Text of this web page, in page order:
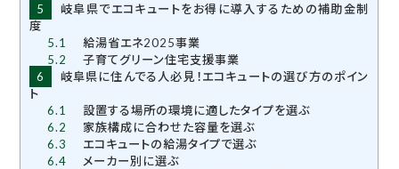
5
岐阜県でエコキュートをお得に導入するための補助金制
度
5.1
給湯省エネ2025事業
5.2
子育てグリーン住宅支援事業
6
岐阜県に住んでる人必見！エコキュートの選び方のポイン
ト
6.1
設置する場所の環境に適したタイプを選ぶ
6.2
家族構成に合わせた容量を選ぶ
6.3
エコキュートの給湯タイプで選ぶ
6.4
メーカー別に選ぶ